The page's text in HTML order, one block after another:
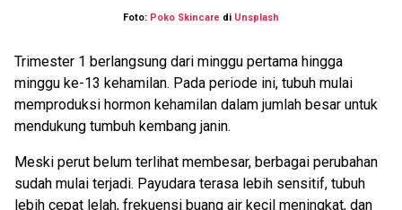
Foto: Poko Skincare di Unsplash
Trimester 1 berlangsung dari minggu pertama hingga
minggu ke-13 kehamilan. Pada periode ini, tubuh mulai
memproduksi hormon kehamilan dalam jumlah besar untuk
mendukung tumbuh kembang janin.
Meski perut belum terlihat membesar, berbagai perubahan
sudah mulai terjadi. Payudara terasa lebih sensitif, tubuh
lebih cepat lelah, frekuensi buang air kecil meningkat, dan